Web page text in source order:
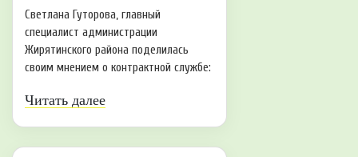
Светлана Гуторова, главный
специалист администрации
Жирятинского района поделилась
своим мнением о контрактной службе:
Читать далее